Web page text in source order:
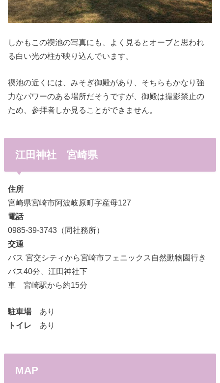
しかもこの禊池の写真にも、よく見るとオーブと思われ
る白い光の柱が映り込んでいます。
禊池の近くには、みそぎ御殿があり、そちらもかなり強
力なパワーのある場所だそうですが、御殿は撮影禁止の
ため、参拝者しか見ることができません。
江田神社 宮崎県
住所
宮崎県宮崎市阿波岐原町字産母127
電話
0985-39-3743（同社務所）
交通
バス 宮交シティから宮崎市フェニックス自然動物園行き
バス40分、江田神社下
車 宮崎駅から約15分
駐車場あり
トイレ あり
MAP